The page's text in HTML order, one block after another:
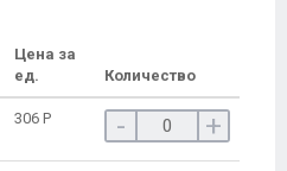
Цена за
ед.
Количество
306 Р - +